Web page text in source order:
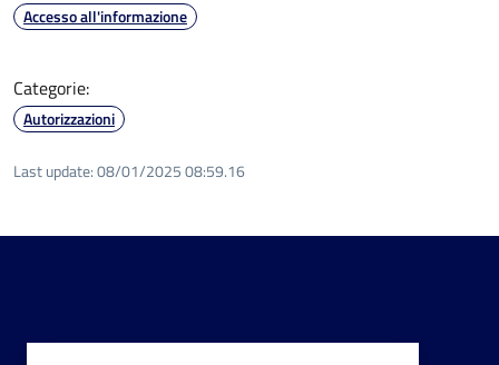
Accesso all'informazione
Categorie:
Autorizzazioni
Last update:08/01/2025 08:59.16